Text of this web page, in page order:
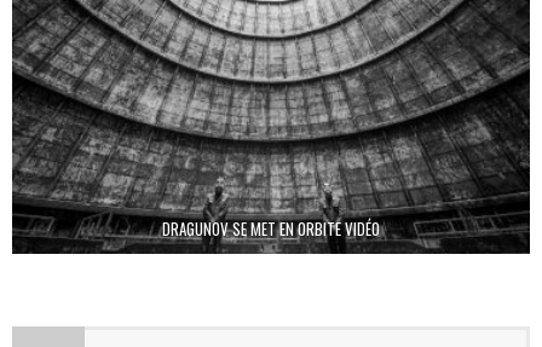
DRAGUNOV SE MET EN ORBITE VIDÉO